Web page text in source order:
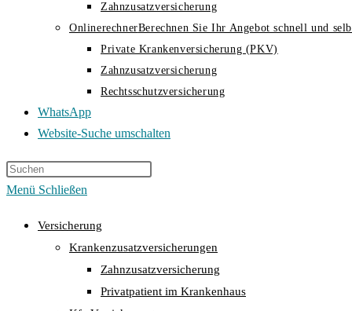
Zahnzusatzversicherung
OnlinerechnerBerechnen Sie Ihr Angebot schnell und
Private Krankenversicherung (PKV)
Zahnzusatzversicherung
Rechtsschutzversicherung
WhatsApp
Website-Suche umschalten
Menü Schließen
Versicherung
Krankenzusatzversicherungen
Zahnzusatzversicherung
Privatpatient im Krankenhaus